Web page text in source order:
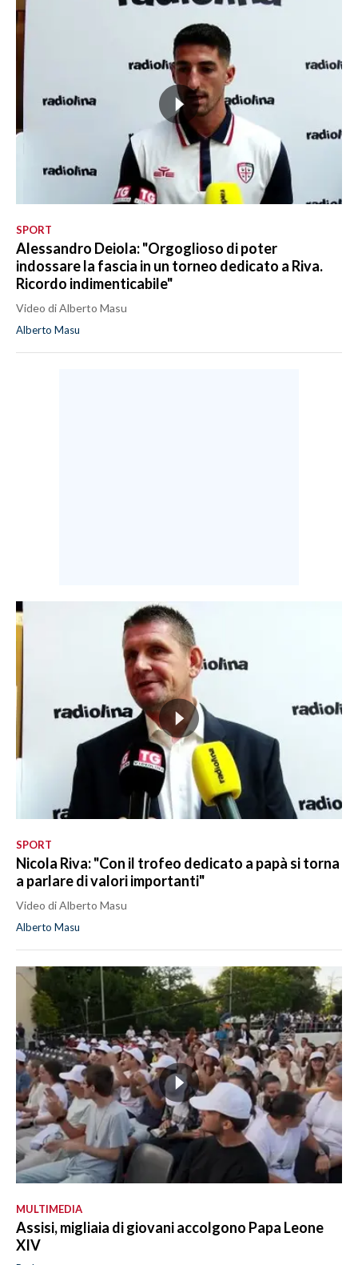
SPORT
Alessandro Deiola: "Orgoglioso di poter
indossare la fascia in un torneo dedicato a Riva.
Ricordo indimenticabile"
Video di Alberto Masu
Alberto Masu
SPORT
Nicola Riva: "Con il trofeo dedicato a papà si torna
a parlare di valori importanti"
Video di Alberto Masu
Alberto Masu
MULTIMEDIA
Assisi, migliaia di giovani accolgono Papa Leone
XIV